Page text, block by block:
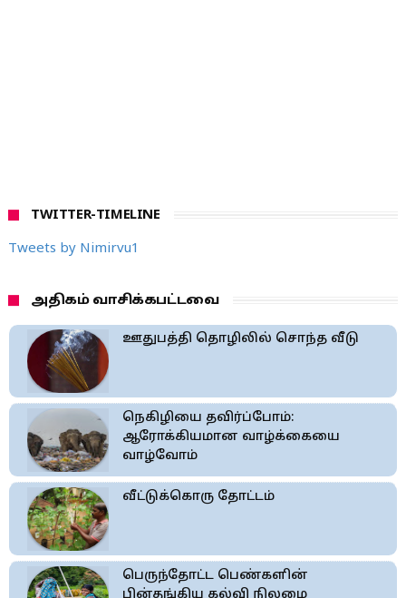
TWITTER-TIMELINE
Tweets by Nimirvu1
அதிகம் வாசிக்கபட்டவை
ஊதுபத்தி தொழிலில் சொந்த வீடு
நெகிழியை தவிர்ப்போம்:
ஆரோக்கியமான வாழ்க்கையை
வாழ்வோம்
வீட்டுக்கொரு தோட்டம்
பெருந்தோட்ட பெண்களின்
பின்தங்கிய கல்வி நிலமை